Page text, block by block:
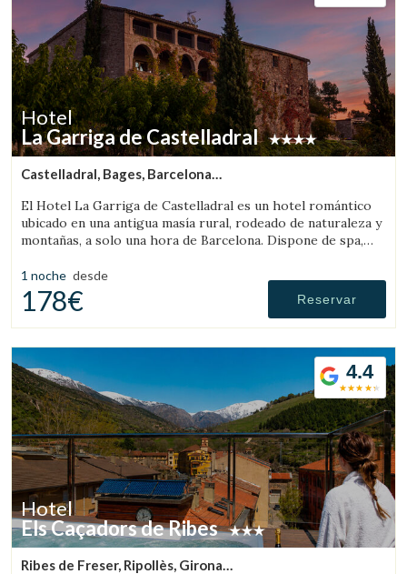
Hotel
La Garriga de Castelladral
Castelladral, Bages, Barcelona
El Hotel La Garriga de Castelladral es un hotel romántico
ubicado en una antigua masía rural, rodeado de naturaleza y
montañas, a solo una hora de Barcelona. Dispone de spa,
1 noche desde
178€ Reservar
4.4
Hotel
Els Caçadors de Ribes
Ribes de Freser, Ripollès, Girona